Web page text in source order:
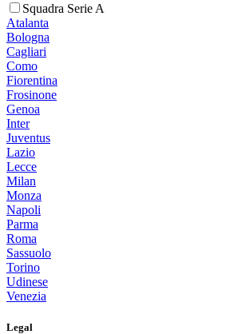
Squadra Serie A
Atalanta
Bologna
Cagliari
Como
Fiorentina
Frosinone
Genoa
Inter
Juventus
Lazio
Lecce
Milan
Monza
Napoli
Parma
Roma
Sassuolo
Torino
Udinese
Venezia
Legal